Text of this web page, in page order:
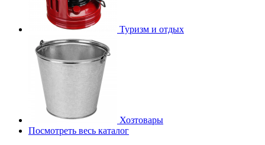
Туризм и отдых
Хозтовары
Посмотреть весь каталог